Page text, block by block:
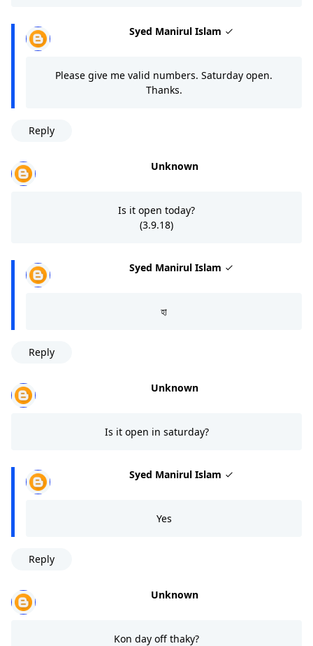
Syed Manirul Islam
Please give me valid numbers. Saturday open.
Thanks.
Reply
Unknown
Is it open today?
(3.9.18)
Syed Manirul Islam
হা
Reply
Unknown
Is it open in saturday?
Syed Manirul Islam
Yes
Reply
Unknown
Kon day off thaky?